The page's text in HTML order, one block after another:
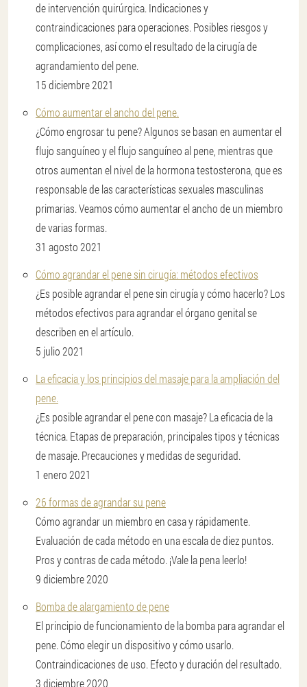
de intervención quirúrgica. Indicaciones y
contraindicaciones para operaciones. Posibles riesgos y
complicaciones, así como el resultado de la cirugía de
agrandamiento del pene.
15 diciembre 2021
Cómo aumentar el ancho del pene.
¿Cómo engrosar tu pene? Algunos se basan en aumentar el
flujo sanguíneo y el flujo sanguíneo al pene, mientras que
otros aumentan el nivel de la hormona testosterona, que es
responsable de las características sexuales masculinas
primarias. Veamos cómo aumentar el ancho de un miembro
de varias formas.
31 agosto 2021
Cómo agrandar el pene sin cirugía: métodos efectivos
¿Es posible agrandar el pene sin cirugía y cómo hacerlo? Los
métodos efectivos para agrandar el órgano genital se
describen en el artículo.
5 julio 2021
La eficacia y los principios del masaje para la ampliación del
pene.
¿Es posible agrandar el pene con masaje? La eficacia de la
técnica. Etapas de preparación, principales tipos y técnicas
de masaje. Precauciones y medidas de seguridad.
1 enero 2021
26 formas de agrandar su pene
Cómo agrandar un miembro en casa y rápidamente.
Evaluación de cada método en una escala de diez puntos.
Pros y contras de cada método. ¡Vale la pena leerlo!
9 diciembre 2020
Bomba de alargamiento de pene
El principio de funcionamiento de la bomba para agrandar el
pene. Cómo elegir un dispositivo y cómo usarlo.
Contraindicaciones de uso. Efecto y duración del resultado.
3 diciembre 2020